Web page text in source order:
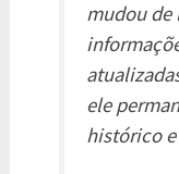
mudou de
ele
histórico